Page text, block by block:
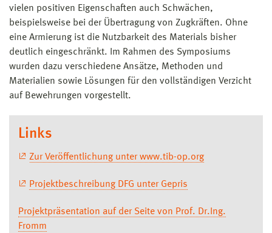
vielen positiven Eigenschaften auch Schwächen,
beispielsweise bei der Übertragung von Zugkräften. Ohne
eine Armierung ist die Nutzbarkeit des Materials bisher
deutlich eingeschränkt. Im Rahmen des Symposiums
wurden dazu verschiedene Ansätze, Methoden und
Materialien sowie Lösungen für den vollständigen Verzicht
auf Bewehrungen vorgestellt.
Links
Zur Veröffentlichung unter www.tib-op.org
Projektbeschreibung DFG unter Gepris
Projektpräsentation auf der Seite von Prof. Dr.Ing.
Fromm